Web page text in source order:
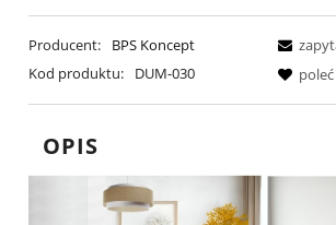
Producent:
BPS Koncept
Kod produktu:
DUM-030
OPIS